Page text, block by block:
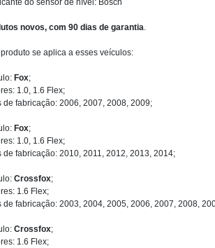
novos, com 90 dias de garantia
produto se aplica a esses veículos:
Fox;
1.0, 1.6 Flex;
de fabricação: 2006, 2007, 2008, 2009;
Fox;
1.0, 1.6 Flex;
de fabricação: 2010, 2011, 2012, 2013, 2014;
Crossfox;
1.6 Flex;
de fabricação: 2003, 2004, 2005, 2006, 2007, 2008,
Crossfox;
1.6 Flex;